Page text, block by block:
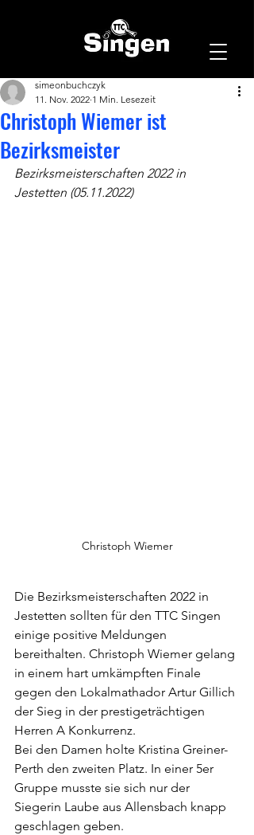
Christoph Wiemer ist
Bezirksmeister
simeonbuchczyk
11. Nov. 2022 1 Min. Lesezeit
Bezirksmeisterschaften 2022 in
Jestetten (05.11.2022)
Christoph Wiemer
Die Bezirksmeisterschaften 2022 in
Jestetten sollten für den TTC Singen
einige positive Meldungen
bereithalten. Christoph Wiemer gelang
in einem hart umkämpften Finale
gegen den Lokalmathador Artur Gillich
der Sieg in der prestigeträchtigen
Herren A Konkurrenz.
Bei den Damen holte Kristina Greiner-
Perth den zweiten Platz. In einer 5er
Gruppe musste sie sich nur der
Siegerin Laube aus Allensbach knapp
geschlagen geben.